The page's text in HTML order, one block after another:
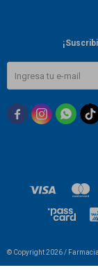
  
© Copyright 2026 / Farmacia